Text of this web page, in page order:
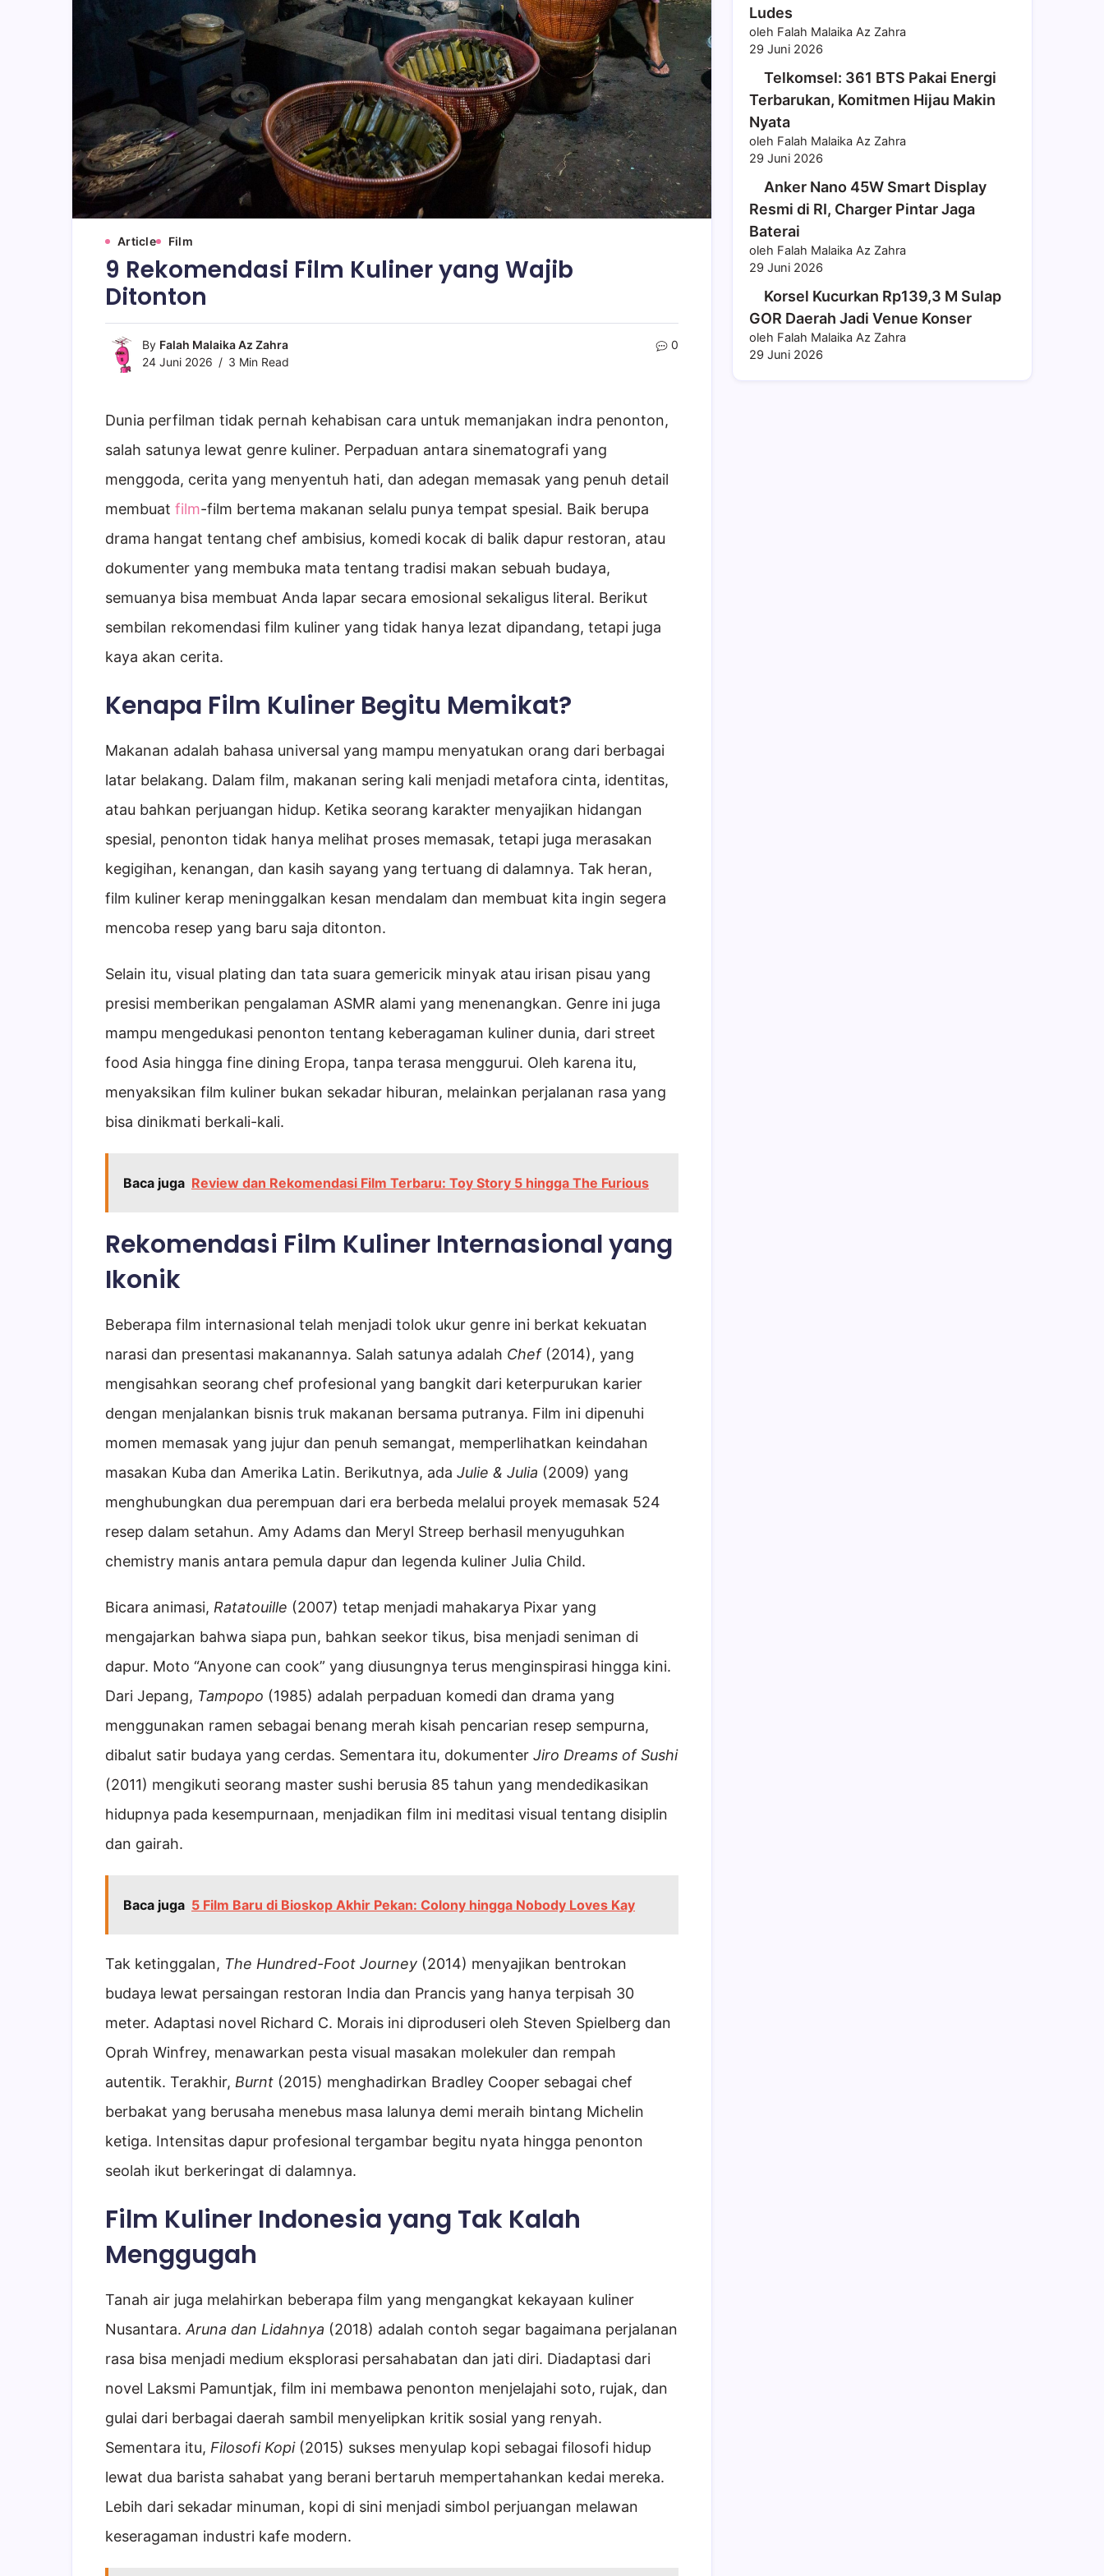
Article Film
9 Rekomendasi Film Kuliner yang Wajib
Ditonton
By Falah Malaika Az Zahra
24 Juni 2026
3 Min Read
0
Dunia perfilman tidak pernah kehabisan cara untuk memanjakan indra penonton,
salah satunya lewat genre kuliner. Perpaduan antara sinematografi yang
menggoda, cerita yang menyentuh hati, dan adegan memasak yang penuh detail
membuat film-film bertema makanan selalu punya tempat spesial. Baik berupa
drama hangat tentang chef ambisius, komedi kocak di balik dapur restoran, atau
dokumenter yang membuka mata tentang tradisi makan sebuah budaya,
semuanya bisa membuat Anda lapar secara emosional sekaligus literal. Berikut
sembilan rekomendasi film kuliner yang tidak hanya lezat dipandang, tetapi juga
kaya akan cerita.
Kenapa Film Kuliner Begitu Memikat?
Makanan adalah bahasa universal yang mampu menyatukan orang dari berbagai
latar belakang. Dalam film, makanan sering kali menjadi metafora cinta, identitas,
atau bahkan perjuangan hidup. Ketika seorang karakter menyajikan hidangan
spesial, penonton tidak hanya melihat proses memasak, tetapi juga merasakan
kegigihan, kenangan, dan kasih sayang yang tertuang di dalamnya. Tak heran,
film kuliner kerap meninggalkan kesan mendalam dan membuat kita ingin segera
mencoba resep yang baru saja ditonton.
Selain itu, visual plating dan tata suara gemericik minyak atau irisan pisau yang
presisi memberikan pengalaman ASMR alami yang menenangkan. Genre ini juga
mampu mengedukasi penonton tentang keberagaman kuliner dunia, dari street
food Asia hingga fine dining Eropa, tanpa terasa menggurui. Oleh karena itu,
menyaksikan film kuliner bukan sekadar hiburan, melainkan perjalanan rasa yang
bisa dinikmati berkali-kali.
Baca juga Review dan Rekomendasi Film Terbaru: Toy Story 5 hingga The Furious
Rekomendasi Film Kuliner Internasional yang
Ikonik
Beberapa film internasional telah menjadi tolok ukur genre ini berkat kekuatan
narasi dan presentasi makanannya. Salah satunya adalah Chef(2014), yang
mengisahkan seorang chef profesional yang bangkit dari keterpurukan karier
dengan menjalankan bisnis truk makanan bersama putranya. Film ini dipenuhi
momen memasak yang jujur dan penuh semangat, memperlihatkan keindahan
masakan Kuba dan Amerika Latin. Berikutnya, ada Julie & Julia (2009) yang
menghubungkan dua perempuan dari era berbeda melalui proyek memasak 524
resep dalam setahun. Amy Adams dan Meryl Streep berhasil menyuguhkan
chemistry manis antara pemula dapur dan legenda kuliner Julia Child.
Bicara animasi, Ratatouille (2007) tetap menjadi mahakarya Pixar yang
mengajarkan bahwa siapa pun, bahkan seekor tikus, bisa menjadi seniman di
dapur. Moto “Anyone can cook” yang diusungnya terus menginspirasi hingga kini.
Dari Jepang, Tampopo (1985) adalah perpaduan komedi dan drama yang
menggunakan ramen sebagai benang merah kisah pencarian resep sempurna,
dibalut satir budaya yang cerdas. Sementara itu, dokumenter Jiro Dreams of Sushi
(2011) mengikuti seorang master sushi berusia 85 tahun yang mendedikasikan
hidupnya pada kesempurnaan, menjadikan film ini meditasi visual tentang disiplin
dan gairah.
Baca juga 5 Film Baru di Bioskop Akhir Pekan: Colony hingga Nobody Loves Kay
Tak ketinggalan, The Hundred-Foot Journey (2014) menyajikan bentrokan
budaya lewat persaingan restoran India dan Prancis yang hanya terpisah 30
meter. Adaptasi novel Richard C. Morais ini diproduseri oleh Steven Spielberg dan
Oprah Winfrey, menawarkan pesta visual masakan molekuler dan rempah
autentik. Terakhir, Burnt (2015) menghadirkan Bradley Cooper sebagai chef
berbakat yang berusaha menebus masa lalunya demi meraih bintang Michelin
ketiga. Intensitas dapur profesional tergambar begitu nyata hingga penonton
seolah ikut berkeringat di dalamnya.
Film Kuliner Indonesia yang Tak Kalah
Menggugah
Tanah air juga melahirkan beberapa film yang mengangkat kekayaan kuliner
Nusantara.Aruna dan Lidahnya (2018) adalah contoh segar bagaimana perjalanan
rasa bisa menjadi medium eksplorasi persahabatan dan jati diri. Diadaptasi dari
novel Laksmi Pamuntjak, film ini membawa penonton menjelajahi soto, rujak, dan
gulai dari berbagai daerah sambil menyelipkan kritik sosial yang renyah.
Sementara itu, Filosofi Kopi(2015) sukses menyulap kopi sebagai filosofi hidup
lewat dua barista sahabat yang berani bertaruh mempertahankan kedai mereka.
Lebih dari sekadar minuman, kopi di sini menjadi simbol perjuangan melawan
keseragaman industri kafe modern.
Ludes
oleh Falah Malaika Az Zahra
29 Juni 2026
Telkomsel: 361 BTS Pakai Energi
Terbarukan, Komitmen Hijau Makin
Nyata
oleh Falah Malaika Az Zahra
29 Juni 2026
Anker Nano 45W Smart Display
Resmi di RI, Charger Pintar Jaga
Baterai
oleh Falah Malaika Az Zahra
29 Juni 2026
Korsel Kucurkan Rp139,3 M Sulap
GOR Daerah Jadi Venue Konser
oleh Falah Malaika Az Zahra
29 Juni 2026